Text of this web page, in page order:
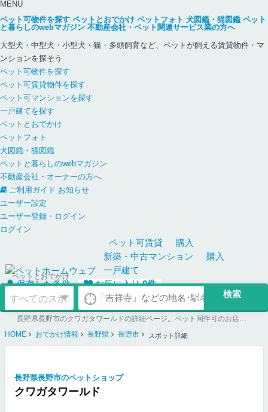
MENU
ペット可物件を探す ペットとおでかけ ペットフォト 犬図鑑・猫図鑑 ペット
と暮らしのwebマガジン 不動産会社・ペット関連サービス業の方へ
大型犬・中型犬・小型犬・猫・多頭飼育など、ペットが飼える賃貸物件・マ
ンションを探そう
ペット可物件を探す
ペット可賃貸物件を探す
ペット可マンションを探す
一戸建てを探す
ペットとおでかけ
ペットフォト
犬図鑑・猫図鑑
ペットと暮らしのwebマガジン
不動産会社・オーナーの方へ
ご利用ガイド お知らせ
ユーザー設定
ユーザー登録・ログイン
ログイン
ペット可賃貸
購入
新築・中古マンション
購入
一戸建て
保存した条件
お気に入り0件
ペットとおでかけ
長野県長野市のクワガタワールドの詳細ページ。ペット同伴可のお店探しならペットホームウェブ。ペット可賃貸のお部屋探し、ペット可マンション購入のご検討時にもご利用ください。
HOME
おでかけ情報 長野県 長野市 スポット詳細
長野県長野市のペットショップ
クワガタワールド